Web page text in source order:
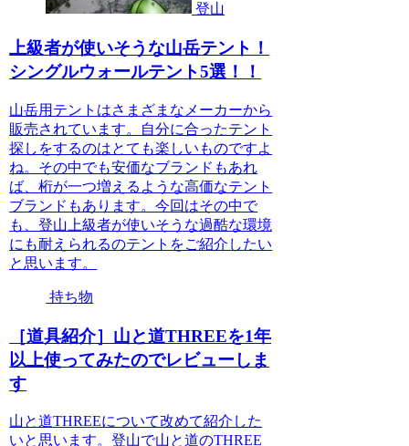
登山
上級者が使いそうな山岳テント！
シングルウォールテント5選！！
山岳用テントはさまざまなメーカーから
販売されています。自分に合ったテント
探しをするのはとても楽しいものですよ
ね。その中でも安価なブランドもあれ
ば、桁が一つ増えるような高価なテント
ブランドもあります。今回はその中で
も、登山上級者が使いそうな過酷な環境
にも耐えられるのテントをご紹介したい
と思います。
持ち物
［道具紹介］山と道THREEを1年
以上使ってみたのでレビューしま
す
山と道THREEについて改めて紹介した
いと思います。登山で山と道のTHREE